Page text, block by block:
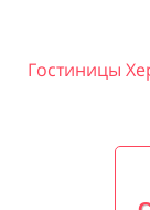
Гостиницы